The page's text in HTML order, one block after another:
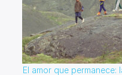
El amor que permanece: